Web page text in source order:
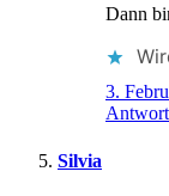
Dann
3.
Silvia